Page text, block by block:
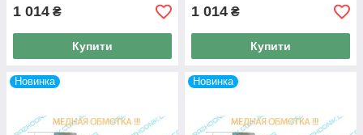
1 014 ₴
Купити
1 014 ₴
Купити
Новинка Новинка